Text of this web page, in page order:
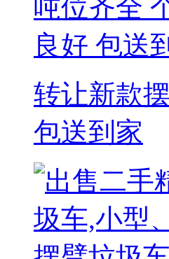
转让新款
包送到家